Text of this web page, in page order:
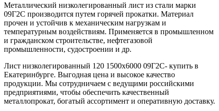
Металлический низколегированный лист из стали марки
09Г2С производится путем горячей прокатки. Материал
прочен и устойчив к механическим нагрузкам и
температурным воздействиям. Применяется в промышленном
и гражданском строительстве, нефтегазовой
промышленности, судостроении и др.
Лист низколегированный 120 1500х6000 09Г2С- купить в
Екатеринбурге. Выгодная цена и высокое качество
продукции. Мы сотрудничаем с ведущими российскими
предприятиями, чтобы обеспечить качественный
металлопрокат, богатый ассортимент и оперативную доставку.